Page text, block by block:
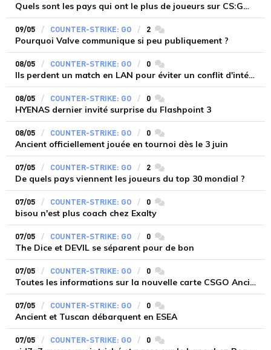
Quels sont les pays qui ont le plus de joueurs sur CS:GO ?
09/05 COUNTER-STRIKE: GO 2 commentaires
Pourquoi Valve communique si peu publiquement ?
08/05 COUNTER-STRIKE: GO 0 commentaires
Ils perdent un match en LAN pour éviter un conflit d'intérêts
08/05 COUNTER-STRIKE: GO 0 commentaires
HYENAS dernier invité surprise du Flashpoint 3
08/05 COUNTER-STRIKE: GO 0 commentaires
Ancient officiellement jouée en tournoi dès le 3 juin
07/05 COUNTER-STRIKE: GO 2 commentaires
De quels pays viennent les joueurs du top 30 mondial ?
07/05 COUNTER-STRIKE: GO 0 commentaires
bisou n'est plus coach chez Exalty
07/05 COUNTER-STRIKE: GO 0 commentaires
The Dice et DEVIL se séparent pour de bon
07/05 COUNTER-STRIKE: GO 0 commentaires
Toutes les informations sur la nouvelle carte CSGO Ancient
07/05 COUNTER-STRIKE: GO 0 commentaires
Ancient et Tuscan débarquent en ESEA
07/05 COUNTER-STRIKE: GO 0 commentaires